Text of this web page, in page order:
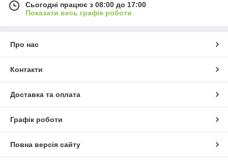
Сьогодні працює з 08:00 до 17:00
Показати весь графік роботи
Про нас
Контакти
Доставка та оплата
Графік роботи
Повна версія сайту